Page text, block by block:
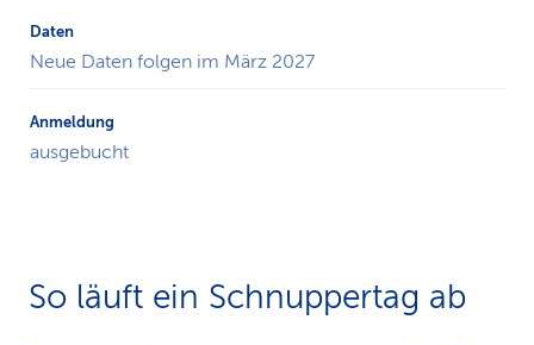
Neue Daten folgen im März 2027
ausgebucht
So läuft ein Schnuppertag ab